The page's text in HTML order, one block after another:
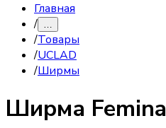
Главная
/ …
/Товары
/UCLAD
/Ширмы
Ширма Femina